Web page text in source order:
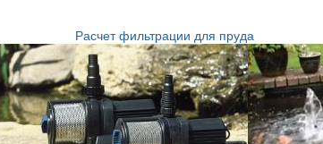
Расчет фильтрации для пруда